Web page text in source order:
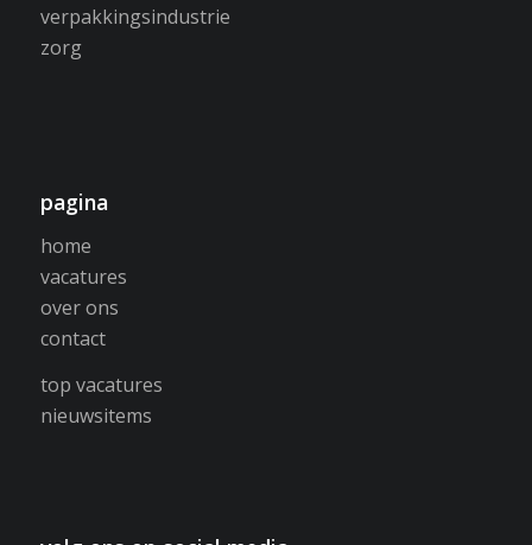
verpakkingsindustrie
zorg
pagina
home
vacatures
over ons
contact
top vacatures
nieuwsitems